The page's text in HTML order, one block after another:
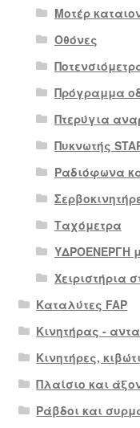
Μοτέρ
Οθόνες
Πρόγραμμα
Πτερύγια
Πυκνωτής
Ραδιόφωνα
Ταχόμετρα
ΥΔΡΟΕΝΕΡΓΗ
Χειριστήρια
Καταλύτες FAP
Κινητήρας -
Κινητήρες,
Πλαίσιο και
Ράβδοι και